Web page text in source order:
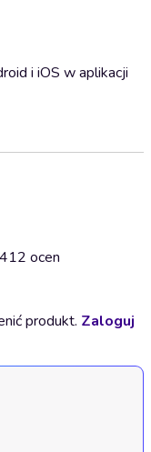
i iOS w aplikacji
ocen
produkt. Zaloguj